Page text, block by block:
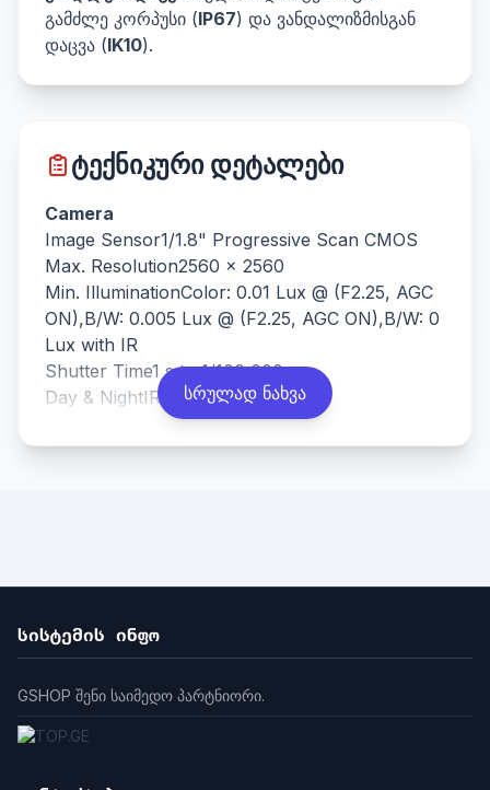
გამძლე კორპუსი (IP67) და ვანდალიზმისგან
დაცვა (IK10).
ტექნიკური დეტალები
Camera
Image Sensor1/1.8" Progressive Scan CMOS
Max. Resolution2560 × 2560
Min. IlluminationColor: 0.01 Lux @ (F2.25, AGC
ON),B/W: 0.005 Lux @ (F2.25, AGC ON),B/W: 0
Lux with IR
Shutter Time1 s to 1/100,000 s
Day & NightIR cut filter
Lens TypeFixed focal lens, 1.16 mm
Depth of Field0.2 m to ∞
DORI
D: 23.2 m
O: 9.2 m
R: 4.6 m
I: 2.3 m
სრულად ნახვა
სისტემის ინფო
GSHOP შენი საიმედო პარტნიორი.